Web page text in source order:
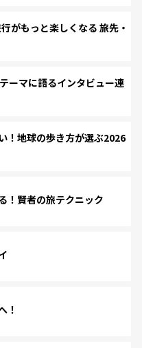
もっと楽しくなる 旅先・
ーマに語るインタビュー連
！地球の歩き方が選ぶ2026
！賢者の旅テクニック
！